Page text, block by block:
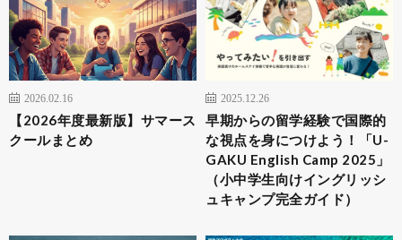
2026.02.16
【2026年度最新版】サマース
クールまとめ
2025.12.26
早期からの留学経験で国際的
な視点を身につけよう！「U-
GAKU English Camp 2025」
（小中学生向けイングリッシ
ュキャンプ完全ガイド）